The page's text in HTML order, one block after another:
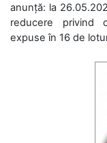
anunță: la
reducere privind
expuse în 16 de